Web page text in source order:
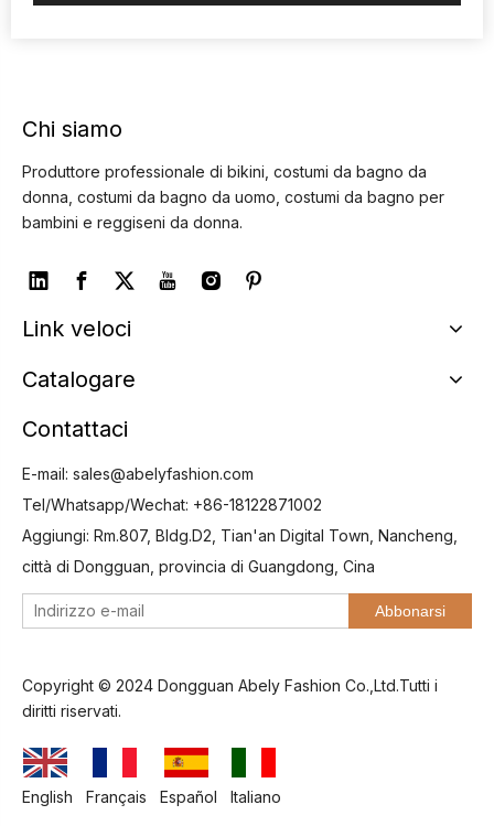
Chi siamo
Produttore professionale di bikini, costumi da bagno da
donna, costumi da bagno da uomo, costumi da bagno per
bambini e reggiseni da donna.
Link veloci
Catalogare
Contattaci
E-mail: sales@abelyfashion.com
Tel/Whatsapp/Wechat: +86-18122871002
Aggiungi: Rm.807, Bldg.D2, Tian'an Digital Town, Nancheng,
città di Dongguan, provincia di Guangdong, Cina
Abbonarsi
Copyright © 2024 Dongguan Abely Fashion Co.,Ltd.Tutti i
diritti riservati.
English Français Español Italiano